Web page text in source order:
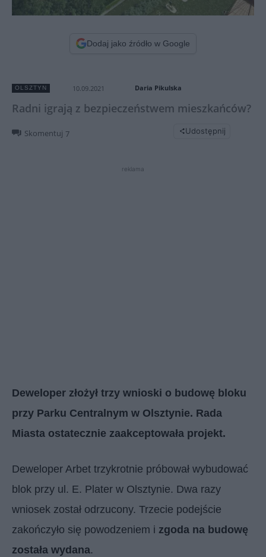
Dodaj jako źródło w Google
OLSZTYN 10.09.2021 Daria Pikulska
Radni igrają z bezpieczeństwem mieszkańców?
Skomentuj 7 Udostępnij
reklama
Deweloper złożył trzy wnioski o budowę bloku
przy Parku Centralnym w Olsztynie. Rada
Miasta ostatecznie zaakceptowała projekt.
Deweloper Arbet trzykrotnie próbował wybudować
blok przy ul. E. Plater w Olsztynie. Dwa razy
wniosek został odrzucony. Trzecie podejście
zakończyło się powodzeniem i zgoda na budowę
została wydana.